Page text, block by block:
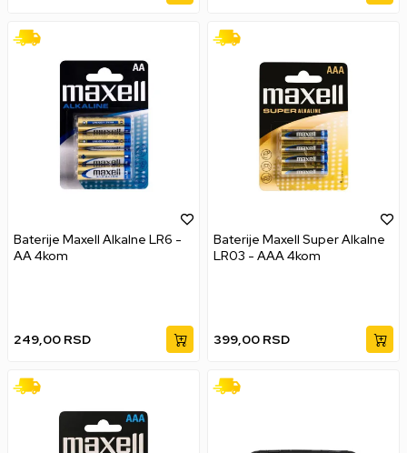
Baterije Maxell Alkalne LR6 -
AA 4kom
249,00 RSD
Baterije Maxell Super Alkalne
LR03 - AAA 4kom
399,00 RSD